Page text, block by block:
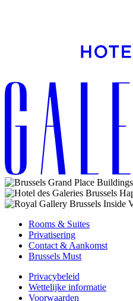
Rooms & Suites
Privatisering
Contact & Aankomst
Brussels Must
Privacybeleid
Wettelijke informatie
Voorwaarden